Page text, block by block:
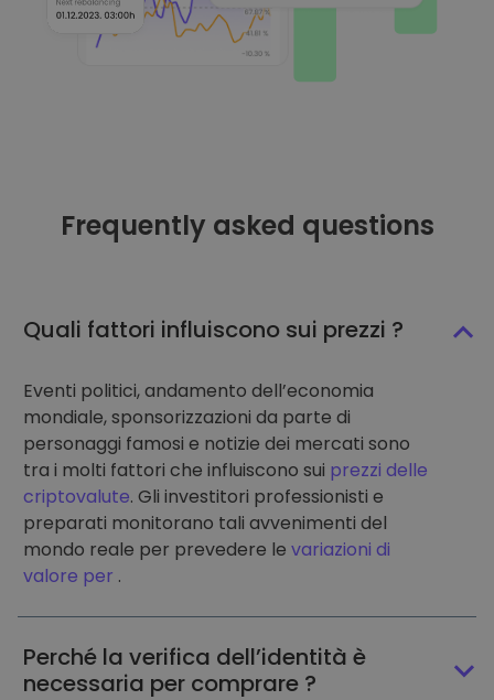
Frequently asked questions
Quali fattori influiscono sui prezzi ?
Eventi politici, andamento dell’economia
mondiale, sponsorizzazioni da parte di
personaggi famosi e notizie dei mercati sono
tra i molti fattori che influiscono sui prezzi delle
criptovalute. Gli investitori professionisti e
preparati monitorano tali avvenimenti del
mondo reale per prevedere le variazioni di
valore per .
Perché la verifica dell’identità è
necessaria per comprare ?